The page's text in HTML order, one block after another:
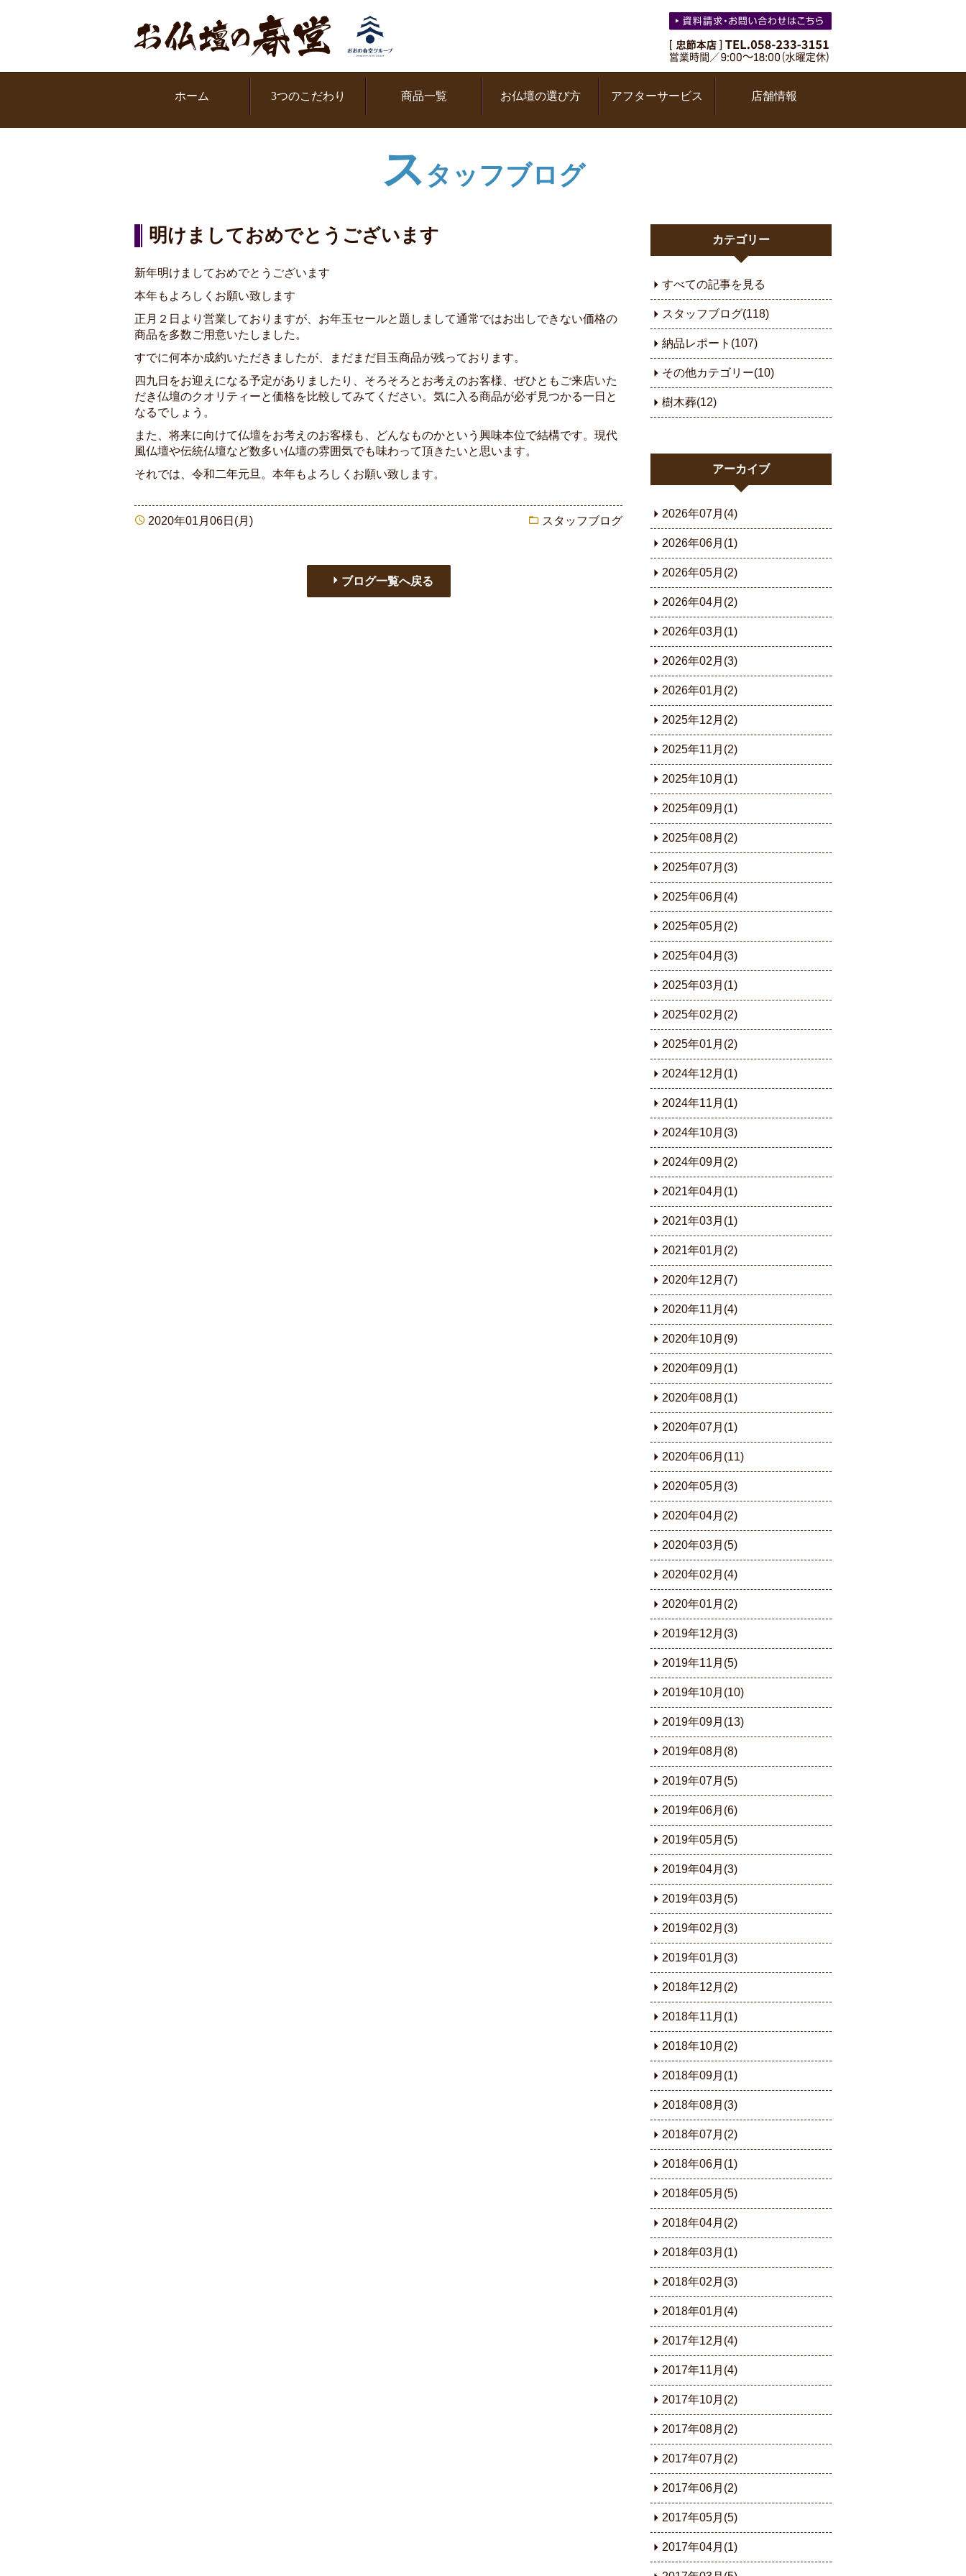
ホーム 3つのこだわり 商品一覧 お仏壇の選び方 アフターサービス 店舗情報
ス タッフブログ
明けましておめでとうございます
新年明けましておめでとうございます
本年もよろしくお願い致します
正月２日より営業しておりますが、お年玉セールと題しまして通常ではお出しできない価格の
商品を多数ご用意いたしました。
すでに何本か成約いただきましたが、まだまだ目玉商品が残っております。
四九日をお迎えになる予定がありましたり、そろそろとお考えのお客様、ぜひともご来店いた
だき仏壇のクオリティーと価格を比較してみてください。気に入る商品が必ず見つかる一日と
なるでしょう。
また、将来に向けて仏壇をお考えのお客様も、どんなものかという興味本位で結構です。現代
風仏壇や伝統仏壇など数多い仏壇の雰囲気でも味わって頂きたいと思います。
それでは、令和二年元旦。本年もよろしくお願い致します。
スタッフブログ
2020年01月06日(月)
カテゴリー
すべての記事を見る
スタッフブログ(118)
納品レポート(107)
その他カテゴリー(10)
樹木葬(12)
アーカイブ
2026年07月(4)
2026年06月(1)
2026年05月(2)
2026年04月(2)
2026年03月(1)
2026年02月(3)
2026年01月(2)
2025年12月(2)
2025年11月(2)
2025年10月(1)
2025年09月(1)
2025年08月(2)
2025年07月(3)
2025年06月(4)
2025年05月(2)
2025年04月(3)
2025年03月(1)
2025年02月(2)
2025年01月(2)
2024年12月(1)
2024年11月(1)
2024年10月(3)
2024年09月(2)
2021年04月(1)
2021年03月(1)
2021年01月(2)
2020年12月(7)
2020年11月(4)
2020年10月(9)
2020年09月(1)
2020年08月(1)
2020年07月(1)
2020年06月(11)
2020年05月(3)
2020年04月(2)
2020年03月(5)
2020年02月(4)
2020年01月(2)
2019年12月(3)
2019年11月(5)
2019年10月(10)
2019年09月(13)
2019年08月(8)
2019年07月(5)
2019年06月(6)
2019年05月(5)
2019年04月(3)
2019年03月(5)
2019年02月(3)
2019年01月(3)
2018年12月(2)
2018年11月(1)
2018年10月(2)
2018年09月(1)
2018年08月(3)
2018年07月(2)
2018年06月(1)
2018年05月(5)
2018年04月(2)
2018年03月(1)
2018年02月(3)
2018年01月(4)
2017年12月(4)
2017年11月(4)
2017年10月(2)
2017年08月(2)
2017年07月(2)
2017年06月(2)
2017年05月(5)
2017年04月(1)
ブログ一覧へ戻る